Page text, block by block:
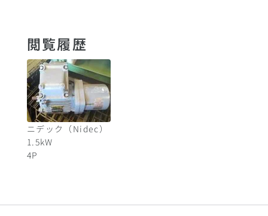
閲覧履歴
ニデック（Nidec）
1.5kW
4P